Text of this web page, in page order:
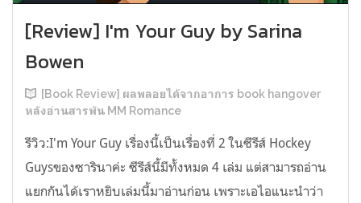
[Review] I'm Your Guy by Sarina
Bowen
[Book Review] ผลพลอยได้จากอาการ book hangover
หลังอ่านสารพัน MM Romance
รีวิว:I'm Your Guy เรื่องนี้เป็นเรื่องที่ 2 ในซีรีส์ Hockey
Guysของซารินาค่ะ ซีรีส์นี้มีทั้งหมด 4 เล่ม แต่สามารถอ่าน
แยกกันได้เราหยิบเล่มนี้มาอ่านก่อน เพราะเอไอแนะนำว่า